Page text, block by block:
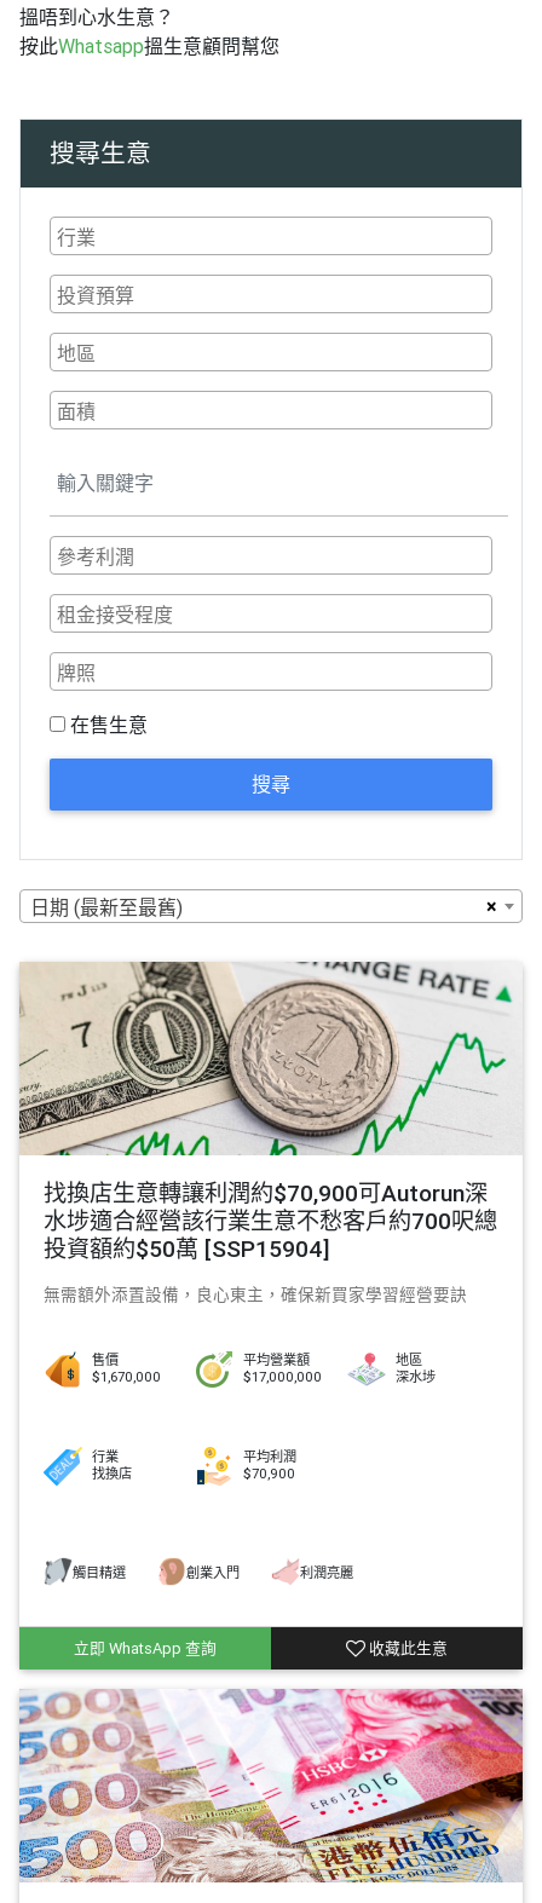
搵唔到心水生意？
按此Whatsapp搵生意顧問幫您
搜尋生意
在售生意
搜尋
×
日期 (最新至最舊)
找換店生意轉讓利潤約$70,900可Autorun深
水埗適合經營該行業生意不愁客戶約700呎總
投資額約$50萬 [SSP15904]
無需額外添置設備，良心東主，確保新買家學習經營要訣
售價
$1,670,000
平均營業額
$17,000,000
地區
深水埗
行業
找換店
平均利潤
$70,900
觸目精選 創業入門 利潤亮麗
立即 WhatsApp 查詢 收藏此生意